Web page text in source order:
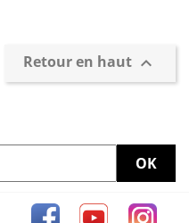
Retour en haut 
FacebookYouTube